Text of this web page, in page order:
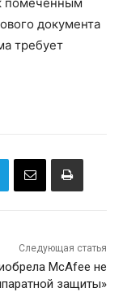
документа
требует
Следующая статья
McAfee не
защиты»